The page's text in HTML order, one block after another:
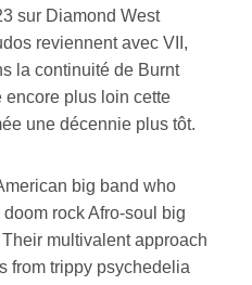
sur Diamond West
reviennent avec VII,
la continuité de Burnt
encore plus loin cette
une décennie plus tôt.
big band who
rock Afro-soul big
multivalent approach
from trippy psychedelia